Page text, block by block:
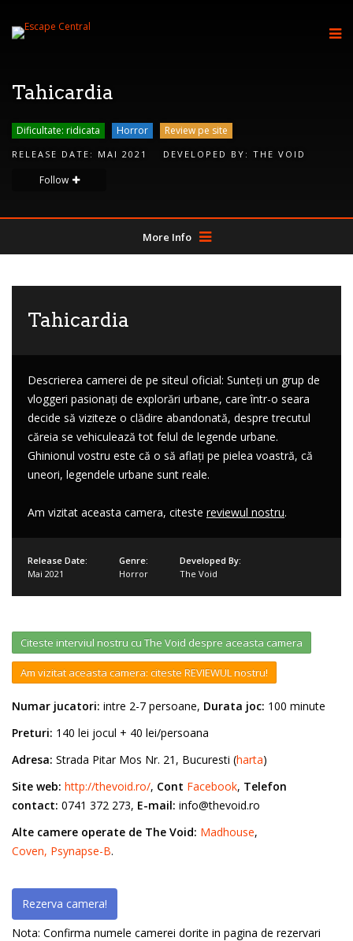
Tahicardia
Dificultate: ridicata Horror Review pe site
RELEASE DATE: MAI 2021 DEVELOPED BY: THE VOID
Follow
More Info
Tahicardia
Descrierea camerei de pe siteul oficial: Sunteți un grup de
vloggeri pasionați de explorări urbane, care într-o seara
decide să viziteze o clădire abandonată, despre trecutul
căreia se vehiculează tot felul de legende urbane.
Ghinionul vostru este că o să aflați pe pielea voastră, că
uneori, legendele urbane sunt reale.
Am vizitat aceasta camera, citeste reviewul nostru.
Release Date:
Mai 2021
Genre:
Horror
Developed By:
The Void
Citeste interviul nostru cu The Void despre aceasta camera
Am vizitat aceasta camera: citeste REVIEWUL nostru!
Numar jucatori: intre 2-7 persoane, Durata joc: 100 minute
Preturi: 140 lei jocul + 40 lei/persoana
Adresa: Strada Pitar Mos Nr. 21, Bucuresti (harta)
Site web: http://thevoid.ro/, Cont Facebook, Telefon
contact: 0741 372 273, E-mail: info@thevoid.ro
Alte camere operate de The Void: Madhouse,
Coven, Psynapse-B.
Rezerva camera!
Nota: Confirma numele camerei dorite in pagina de rezervari